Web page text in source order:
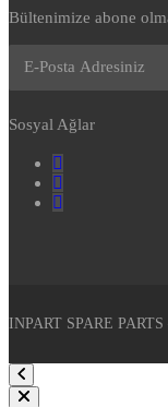
Bültenimize abone
Sosyal Ağlar
Facebook
Youtube
Instagram
INPART SPARE